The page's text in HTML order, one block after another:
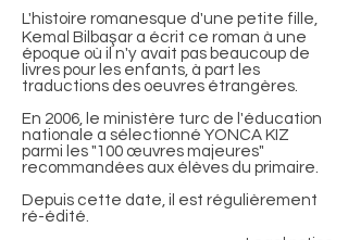
L'histoire romanesque d'une petite fille,
Kemal Bilbaşar a écrit ce roman à une
époque où il n'y avait pas beaucoup de
livres pour les enfants, à part les
traductions des oeuvres étrangères.
En 2006, le ministère turc de l'éducation
nationale a sélectionné YONCA KIZ
parmi les "100 œuvres majeures"
recommandées aux élèves du primaire.
Depuis cette date, il est régulièrement
ré-édité.